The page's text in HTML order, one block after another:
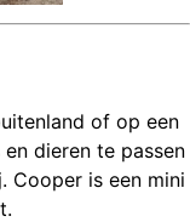
of op een
dieren te passen
Cooper is een mini